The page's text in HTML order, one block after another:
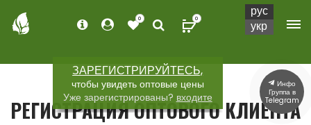
ЗАРЕГИСТРИРУЙТЕСЬ,
чтобы увидеть оптовые цены
Уже зарегистрированы? входите
0 0
РЕГИСТРАЦИЯ ОПТОВОГО КЛИЕНТА
рус
укр
Инфо
Группа в
Telegram